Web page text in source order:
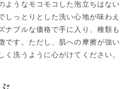
ようなモコモコした泡立ちはない
しっとりとした洗い心地が味わえ
ナブルな価格で手に入り、種類も
です。ただし、肌への摩擦が強い
く洗うように心がけてください。